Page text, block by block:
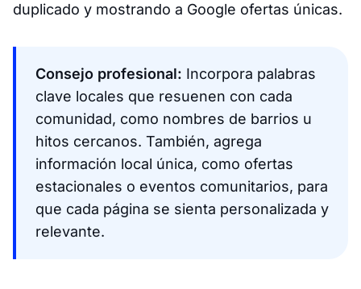
duplicado y mostrando a Google ofertas únicas.
Consejo profesional: Incorpora palabras
clave locales que resuenen con cada
comunidad, como nombres de barrios u
hitos cercanos. También, agrega
información local única, como ofertas
estacionales o eventos comunitarios, para
que cada página se sienta personalizada y
relevante.